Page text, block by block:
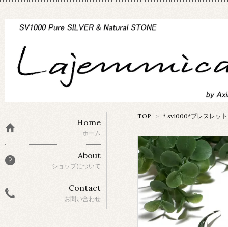
TOP > ＊sv1000*ブレスレッ
Home
ホーム
About
ショップについて
Contact
お問い合わせ